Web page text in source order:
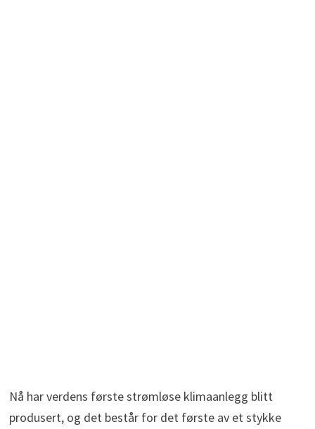
Nå har verdens første strømløse klimaanlegg blitt
produsert, og det består for det første av et stykke